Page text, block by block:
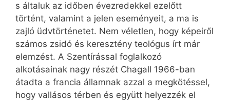
s általuk az időben évezredekkel ezelőtt
történt, valamint a jelen eseményeit, a ma is
zajló üdvtörténetet. Nem véletlen, hogy képeiről
számos zsidó és keresztény teológus írt már
elemzést. A Szentírással foglalkozó
alkotásainak nagy részét Chagall 1966-ban
átadta a francia államnak azzal a megkötéssel,
hogy vallásos térben és együtt helyezzék el